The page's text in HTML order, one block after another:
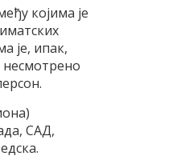
којима је
је, ипак,
САД,